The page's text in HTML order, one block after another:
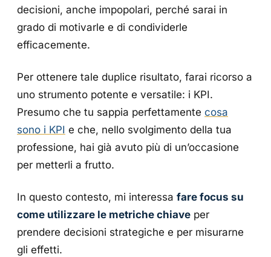
decisioni, anche impopolari, perché sarai in
grado di motivarle e di condividerle
efficacemente.
Per ottenere tale duplice risultato, farai ricorso a
uno strumento potente e versatile: i KPI.
Presumo che tu sappia perfettamente cosa
sono i KPI e che, nello svolgimento della tua
professione, hai già avuto più di un’occasione
per metterli a frutto.
In questo contesto, mi interessa fare focus su
come utilizzare le metriche chiave per
prendere decisioni strategiche e per misurarne
gli effetti.